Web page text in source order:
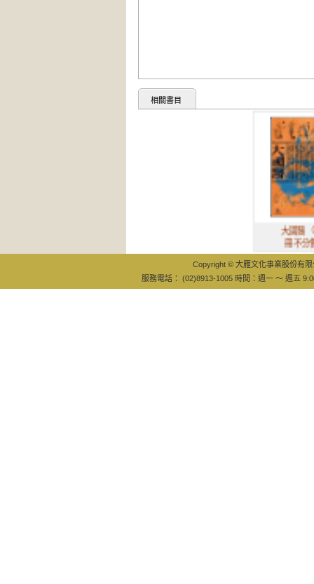
相關書目
大國醫（上下
冊不分售）
Copyright © 大雁文化事業股份有
服務電話： (02)8913-1005 時間：週一 ～ 週五